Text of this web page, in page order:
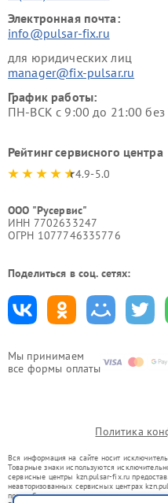
Мы принимаем
все формы оплаты
Электронная почта:
info@pulsar-fix.ru
для юридических лиц
manager@fix-pulsar.ru
График работы:
ПН-ВСК с 9:00 до 21:00
Рейтинг сервисного центра
4.9-5.0
ООО "Русервис"
ИНН 7702633247
ОГРН 1077746335776
Поделиться в соц. сетях:
Политика
Вся информация на сайте носит
Товарные знаки используются
сервисные центры kzn.pulsar-fix.ru
неавторизованных сервисных центрах
правообладателями товарных знаков или